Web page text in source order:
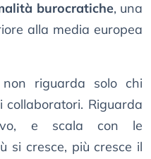
burocratiche, una
alla media europea
riguarda solo chi
Riguarda
e scala con le
si cresce, più cresce il